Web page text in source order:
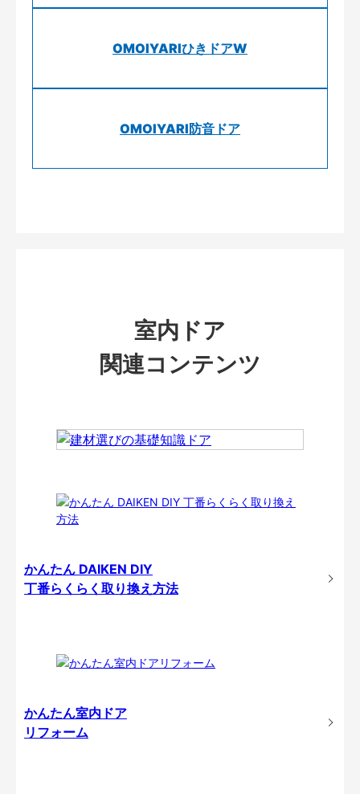
OMOIYARIひきドアW
OMOIYARI防音ドア
室内ドア
関連コンテンツ
かんたん DAIKEN DIY
丁番らくらく取り換え方法
かんたん室内ドア
リフォーム